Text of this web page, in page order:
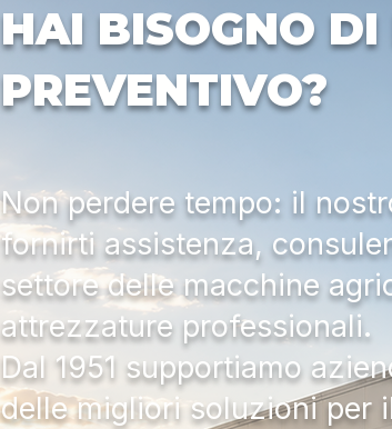
HAI BISOGNO
PREVENTIVO?
Non perdere tempo: il
fornirti assistenza,
settore delle macchine
attrezzature professionali.
Dal 1951 supportiamo
delle migliori soluzioni per